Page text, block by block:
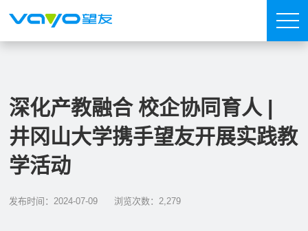
深化产教融合 校企协同育人 |
井冈山大学携手望友开展实践教
学活动
发布时间：2024-07-09 浏览次数：2,279